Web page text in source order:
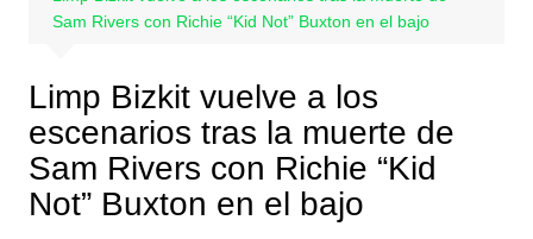
Sam Rivers con Richie “Kid Not” Buxton en el bajo
Limp Bizkit vuelve a los
escenarios tras la muerte de
Sam Rivers con Richie “Kid
Not” Buxton en el bajo